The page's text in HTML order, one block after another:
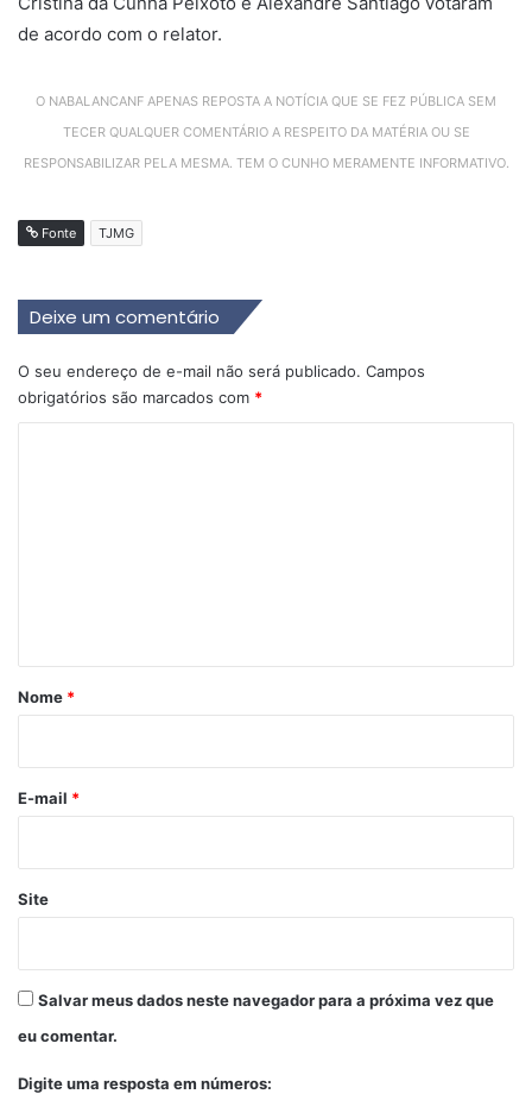
de acordo com o relator.
O NABALANCANF APENAS REPOSTA A NOTÍCIA QUE SE FEZ PÚBLICA SEM
TECER QUALQUER COMENTÁRIO A RESPEITO DA MATÉRIA OU SE
RESPONSABILIZAR PELA MESMA. TEM O CUNHO MERAMENTE INFORMATIVO.
Fonte TJMG
Deixe um comentário
O seu endereço de e-mail não será publicado. Campos
obrigatórios são marcados com *
r
*
Nome *
E-mail *
Site
Salvar meus dados neste navegador para a próxima vez que
eu comentar.
Digite uma resposta em números: